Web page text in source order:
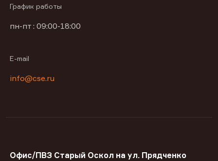
График работы
пн-пт : 09:00-18:00
E-mail
info@cse.ru
Офис/ПВЗ Старый Оскол на ул. Прядченко